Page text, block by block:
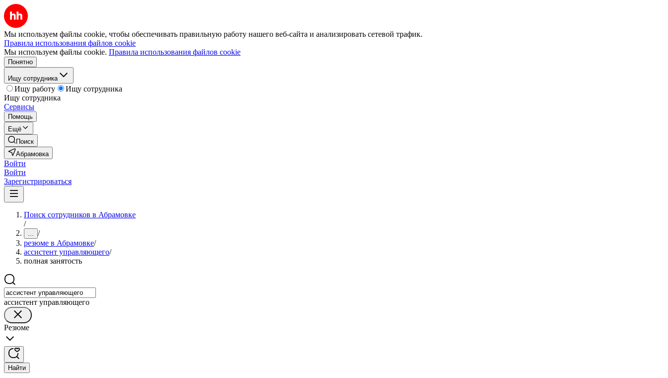
Мы используем файлы cookie, чтобы обеспечивать правильную работу нашего веб-сайта и анализировать сетевой трафик.
Правила использования файлов cookie
Мы используем файлы cookie. Правила использования файлов cookie
Понятно
Ищу сотрудника
Ищу работу
Ищу сотрудника
Ищу сотрудника
Сервисы
Помощь
Ещё
Поиск
Абрамовка
Войти
Войти
Зарегистрироваться
Поиск сотрудников в Абрамовке
/
... /
резюме в Абрамовке/
ассистент управляющего/
полная занятость
ассистент управляющего
Резюме
Найти